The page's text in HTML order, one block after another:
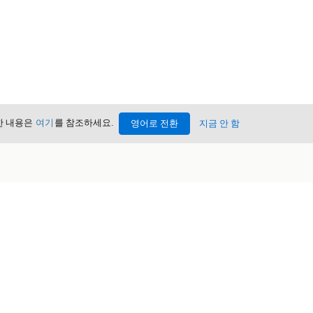
내용은 여기 를 참조하세요. 영어로 전환 지금 안 함